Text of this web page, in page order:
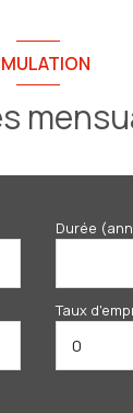
Durée
Taux